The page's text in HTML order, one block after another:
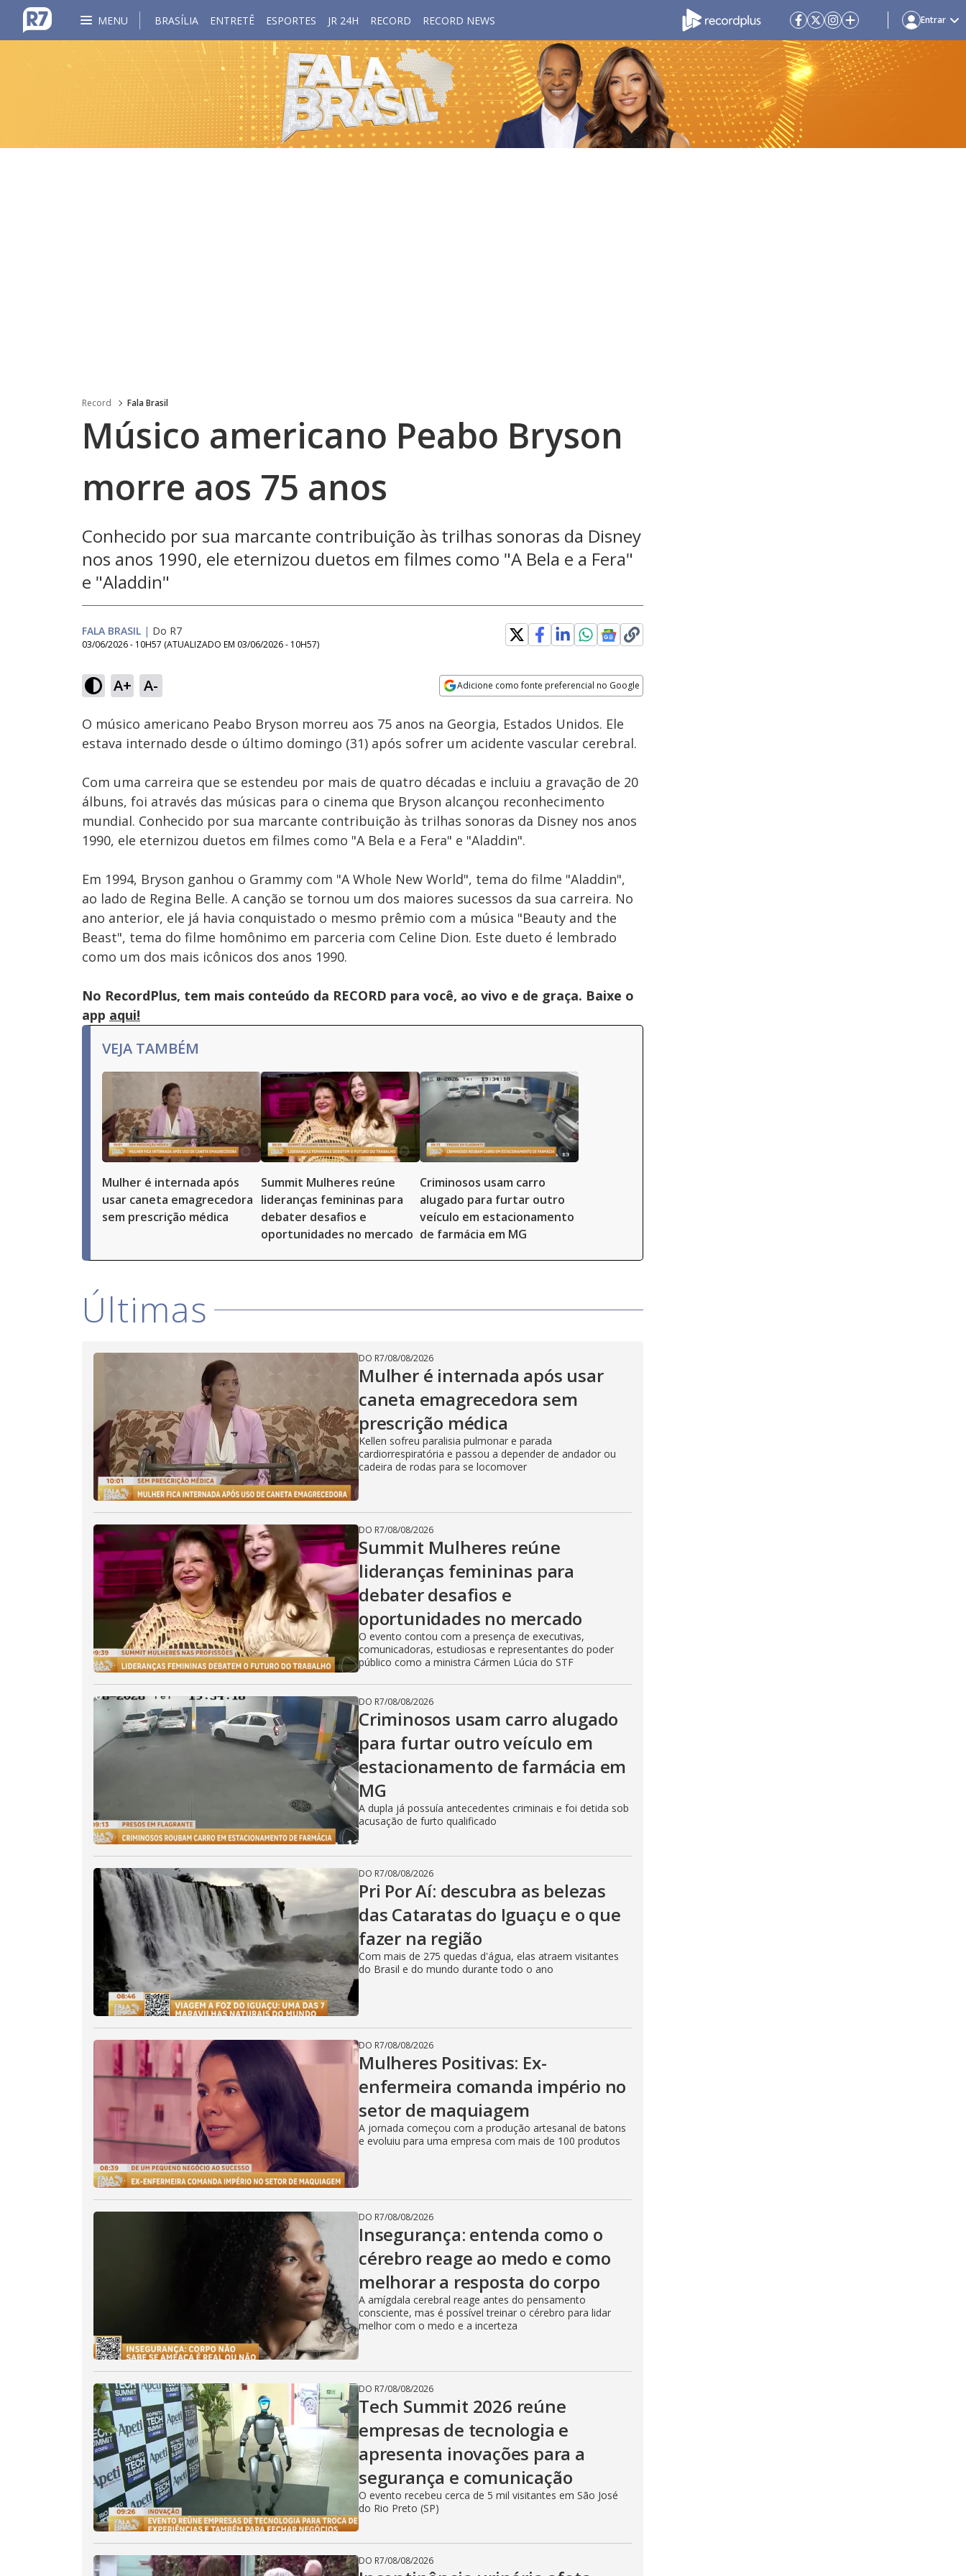
MENU BRASÍLIA ENTRETÊ ESPORTES JR 24H RECORD RECORD NEWS Entrar
Record Fala Brasil
Músico americano Peabo Bryson
morre aos 75 anos
Conhecido por sua marcante contribuição às trilhas sonoras da Disney
nos anos 1990, ele eternizou duetos em filmes como "A Bela e a Fera"
e "Aladdin"
FALA BRASIL | Do R7
03/06/2026 - 10H57 (ATUALIZADO EM 03/06/2026 - 10H57)
A+ A- Adicione como fonte preferencial no Google
Ativar
Som
Velocidade
O músico americano Peabo Bryson morreu aos 75 anos na Georgia, Estados Unidos. Ele
estava internado desde o último domingo (31) após sofrer um acidente vascular cerebral.
Com uma carreira que se estendeu por mais de quatro décadas e incluiu a gravação de 20
álbuns, foi através das músicas para o cinema que Bryson alcançou reconhecimento
mundial. Conhecido por sua marcante contribuição às trilhas sonoras da Disney nos anos
1990, ele eternizou duetos em filmes como "A Bela e a Fera" e "Aladdin".
Em 1994, Bryson ganhou o Grammy com "A Whole New World", tema do filme "Aladdin",
ao lado de Regina Belle. A canção se tornou um dos maiores sucessos da sua carreira. No
ano anterior, ele já havia conquistado o mesmo prêmio com a música "Beauty and the
Beast", tema do filme homônimo em parceria com Celine Dion. Este dueto é lembrado
como um dos mais icônicos dos anos 1990.
No RecordPlus, tem mais conteúdo da RECORD para você, ao vivo e de graça. Baixe o
app aqui!
VEJA TAMBÉM
Mulher é internada após
usar caneta emagrecedora
sem prescrição médica
Summit Mulheres reúne
lideranças femininas para
debater desafios e
oportunidades no mercado
Criminosos usam carro
alugado para furtar outro
veículo em estacionamento
de farmácia em MG
Últimas
DO R7/08/08/2026
Mulher é internada após usar
caneta emagrecedora sem
prescrição médica
Kellen sofreu paralisia pulmonar e parada
cardiorrespiratória e passou a depender de andador ou
cadeira de rodas para se locomover
DO R7/08/08/2026
Summit Mulheres reúne
lideranças femininas para
debater desafios e
oportunidades no mercado
O evento contou com a presença de executivas,
comunicadoras, estudiosas e representantes do poder
público como a ministra Cármen Lúcia do STF
DO R7/08/08/2026
Criminosos usam carro alugado
para furtar outro veículo em
estacionamento de farmácia em
MG
A dupla já possuía antecedentes criminais e foi detida sob
acusação de furto qualificado
DO R7/08/08/2026
Pri Por Aí: descubra as belezas
das Cataratas do Iguaçu e o que
fazer na região
Com mais de 275 quedas d'água, elas atraem visitantes
do Brasil e do mundo durante todo o ano
DO R7/08/08/2026
Mulheres Positivas: Ex-
enfermeira comanda império no
setor de maquiagem
A jornada começou com a produção artesanal de batons
e evoluiu para uma empresa com mais de 100 produtos
DO R7/08/08/2026
Insegurança: entenda como o
cérebro reage ao medo e como
melhorar a resposta do corpo
A amígdala cerebral reage antes do pensamento
consciente, mas é possível treinar o cérebro para lidar
melhor com o medo e a incerteza
DO R7/08/08/2026
Tech Summit 2026 reúne
empresas de tecnologia e
apresenta inovações para a
segurança e comunicação
O evento recebeu cerca de 5 mil visitantes em São José
do Rio Preto (SP)
DO R7/08/08/2026